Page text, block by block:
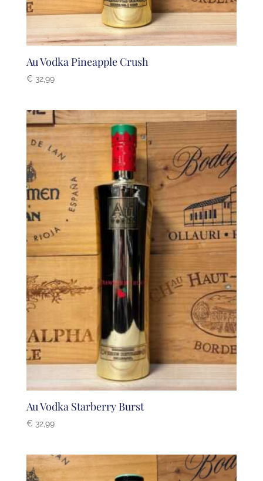
Au Vodka Pineapple Crush
€32,99
Au Vodka Starberry Burst
€32,99